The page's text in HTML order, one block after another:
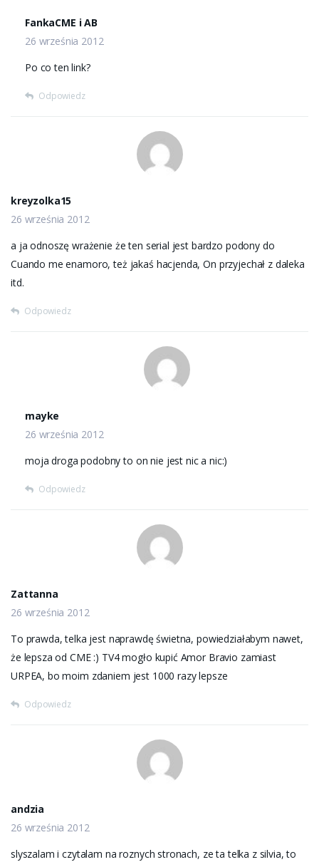
FankaCME i AB
26 września 2012
Po co ten link?
Odpowiedz
kreyzolka15
26 września 2012
a ja odnoszę wrażenie że ten serial jest bardzo podony do
Cuando me enamoro, też jakaś hacjenda, On przyjechał z daleka
itd.
Odpowiedz
mayke
26 września 2012
moja droga podobny to on nie jest nic a nic:)
Odpowiedz
Zattanna
26 września 2012
To prawda, telka jest naprawdę świetna, powiedziałabym nawet,
że lepsza od CME :) TV4 mogło kupić Amor Bravio zamiast
URPEA, bo moim zdaniem jest 1000 razy lepsze
Odpowiedz
andzia
26 września 2012
slyszalam i czytalam na roznych stronach, ze ta telka z silvia, to